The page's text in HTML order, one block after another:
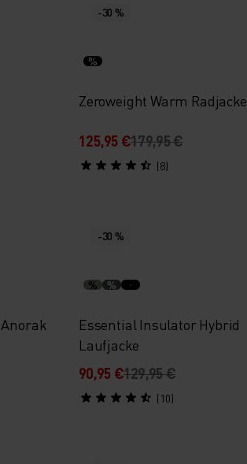
-30 %
%
Zeroweight Warm Radjacke
125,95 €179,95 €
(8)
-30 %
% %
Essential Insulator Hybrid
Laufjacke
90,95 €129,95 €
(10)